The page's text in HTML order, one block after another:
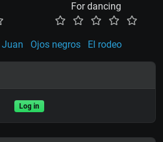
For dancing
Juan Ojos negros El rodeo
Log in